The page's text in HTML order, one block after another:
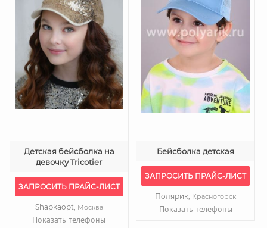
Детская бейсболка на
девочку Tricotier
ЗАПРОСИТЬ ПРАЙС-ЛИСТ
Shapkaopt, Москва
Показать телефоны
Бейсболка детская
ЗАПРОСИТЬ ПРАЙС-ЛИСТ
Полярик, Красногорск
Показать телефоны